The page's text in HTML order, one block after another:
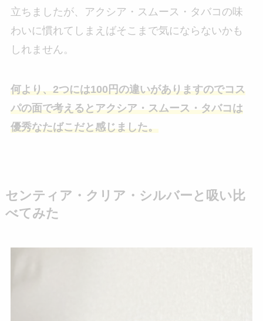
立ちましたが、アクシア・スムース・タバコの味
わいに慣れてしまえばそこまで気にならないかも
しれません。
何より、2つには100円の違いがありますのでコス
パの面で考えるとアクシア・スムース・タバコは
優秀なたばこだと感じました。
センティア・クリア・シルバーと吸い比
べてみた